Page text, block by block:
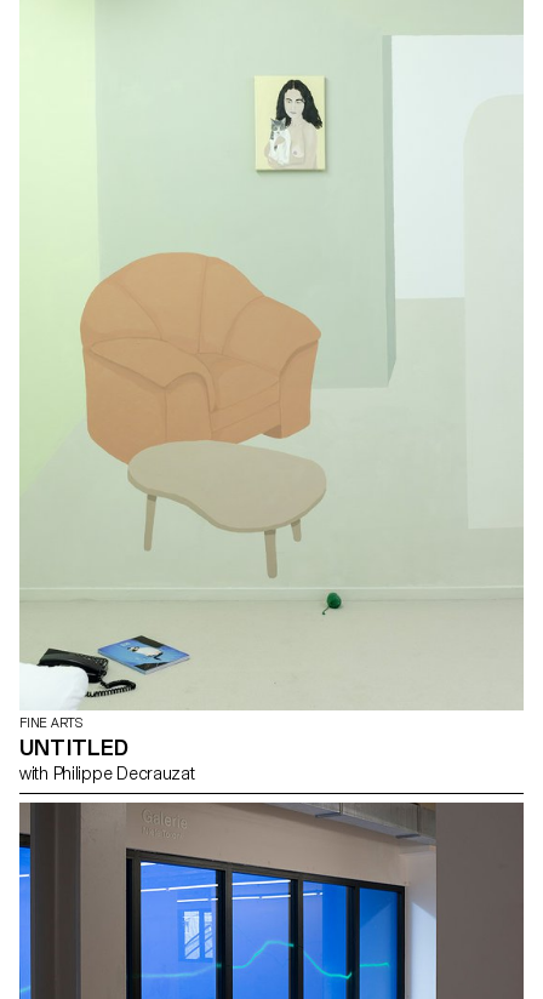
FINE ARTS
UNTITLED
with Philippe Decrauzat